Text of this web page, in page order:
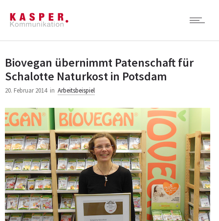
Biovegan übernimmt Patenschaft für
Schalotte Naturkost in Potsdam
20. Februar 2014 in Arbeitsbeispiel